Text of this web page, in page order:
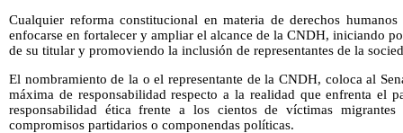
Cualquier reforma constitucional en materia de derechos
enfocarse en fortalecer y ampliar el alcance de la CNDH, iniciando
de su titular y promoviendo la inclusión de representantes de la
El nombramiento de la o el representante de la CNDH, coloca al
máxima de responsabilidad respecto a la realidad que enfrenta el
responsabilidad ética frente a los cientos de víctimas
compromisos partidarios o componendas políticas.